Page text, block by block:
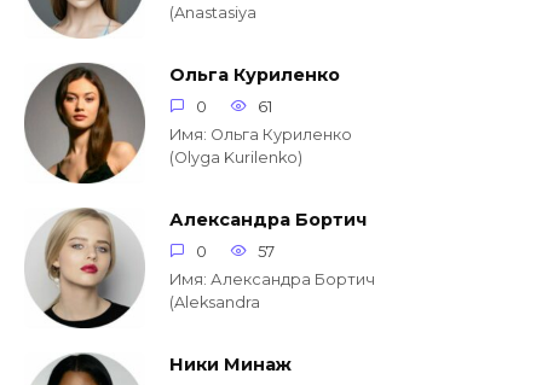
(Anastasiya
Ольга Куриленко
0
61
Имя: Ольга Куриленко
(Olyga Kurilenko)
Александра Бортич
0
57
Имя: Александра Бортич
(Aleksandra
Ники Минаж